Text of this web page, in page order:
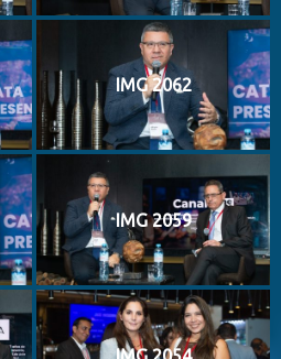
IMG 2062
IMG 2059